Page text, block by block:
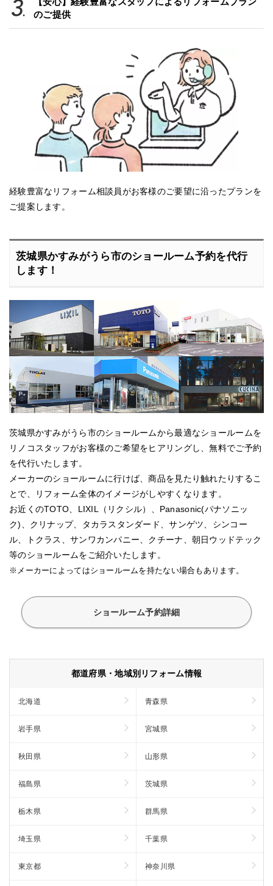
のご提供
経験豊富なリフォーム相談員がお客様のご要望に沿ったプランを
ご提案します。
茨城県かすみがうら市のショールーム予約を代行
します！
茨城県かすみがうら市のショールームから最適なショールームを
リノコスタッフがお客様のご希望をヒアリングし、無料でご予約
を代行いたします。
メーカーのショールームに行けば、商品を見たり触れたりするこ
とで、リフォーム全体のイメージがしやすくなります。
お近くのTOTO、LIXIL（リクシル）、Panasonic(パナソニッ
ク)、クリナップ、タカラスタンダード、サンゲツ、シンコー
ル、トクラス、サンワカンパニー、クチーナ、朝日ウッドテック
等のショールームをご紹介いたします。
※メーカーによってはショールームを持たない場合もあります。
ショールーム予約詳細
都道府県・地域別リフォーム情報
北海道 青森県
岩手県 宮城県
秋田県 山形県
福島県 茨城県
栃木県 群馬県
埼玉県 千葉県
東京都 神奈川県